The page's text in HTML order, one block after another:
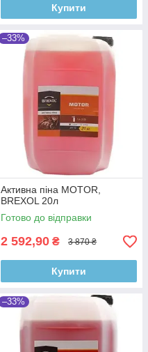
Купити
–33%
Активна піна MOTOR,
BREXOL 20л
Готово до відправки
2 592,90 ₴ 3 870 ₴
Купити
–33%